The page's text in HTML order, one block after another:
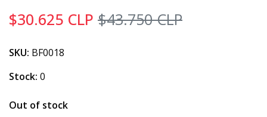
$30.625 CLP $43.750 CLP
SKU: BF0018
Stock: 0
Out of stock